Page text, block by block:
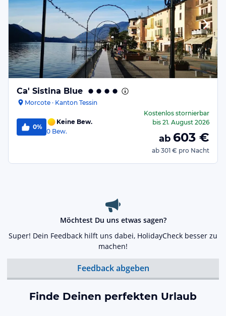
Ca' Sistina Blue
Morcote · Kanton Tessin
0%
Keine Bew.
0 Bew.
Kostenlos stornierbar
bis 21. August 2026
ab 603 €
ab 301 € pro Nacht
Möchtest Du uns etwas sagen?
Super! Dein Feedback hilft uns dabei, HolidayCheck besser zu
machen!
Feedback abgeben
Finde Deinen perfekten Urlaub